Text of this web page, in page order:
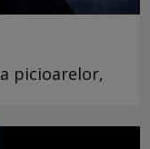
picioarelor,